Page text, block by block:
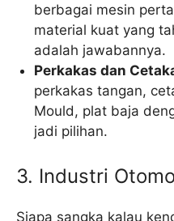
berbagai mesin
material kuat yang
adalah jawabannya.
Perkakas dan
perkakas tangan,
Mould, plat baja
jadi pilihan.
3. Industri
Siapa sangka kalau